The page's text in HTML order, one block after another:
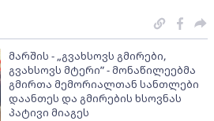
მარშის - „გვახსოვს გმირები,
გვახსოვს მტერი” - მონაწილეებმა
გმირთა მემორიალთან სანთლები
დაანთეს და გმირების ხსოვნას
პატივი მიაგეს